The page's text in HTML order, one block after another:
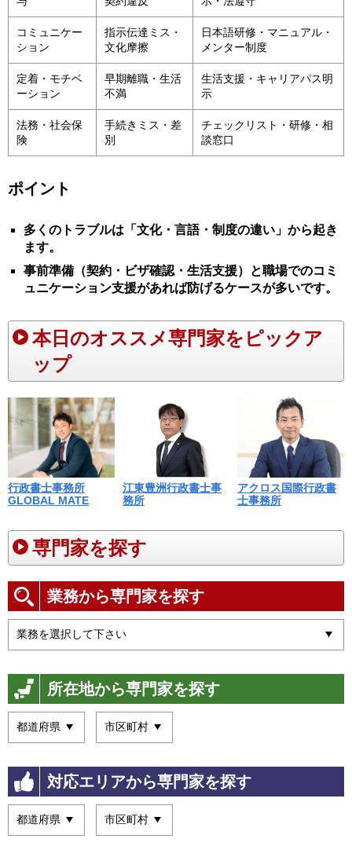
コミュニケー
ション
指示伝達ミス・
文化摩擦
日本語研修・マニュアル・
メンター制度
定着・モチベ
ーション
早期離職・生活
不満
生活支援・キャリアパス明
示
法務・社会保
険
手続きミス・差
別
チェックリスト・研修・相
談窓口
ポイント
多くのトラブルは「文化・言語・制度の違い」から起き
ます。
事前準備（契約・ビザ確認・生活支援）と職場でのコミ
ュニケーション支援があれば防げるケースが多いです。
本日のオススメ専門家をピックア
ップ
行政書士事務所
GLOBAL MATE
江東豊洲行政書士事
務所
アクロス国際行政書
士事務所
専門家を探す
業務から専門家を探す
所在地から専門家を探す
対応エリアから専門家を探す